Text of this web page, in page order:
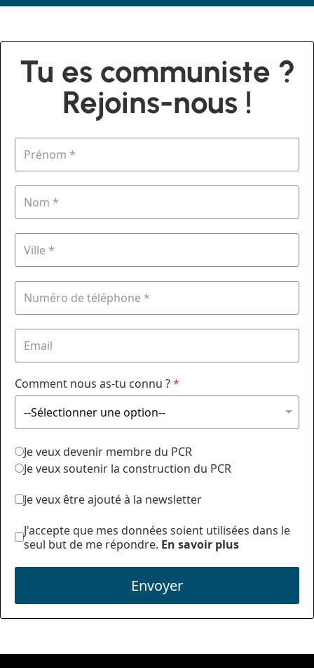
Tu es communiste ?
Rejoins-nous !
Comment nous as-tu connu ?*
Je veux devenir membre du PCR
Je veux soutenir la construction du PCR
Je veux être ajouté à la newsletter
J'accepte que mes données soient utilisées dans le
seul but de me répondre. En savoir plus
Envoyer